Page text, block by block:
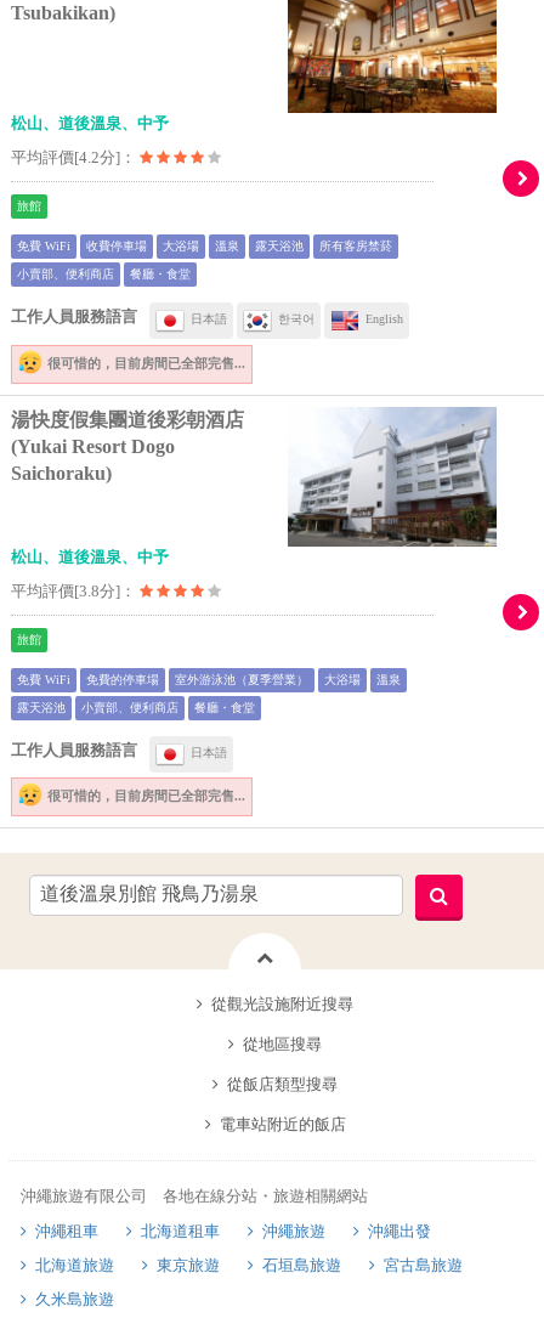
Tsubakikan)
松山、道後溫泉、中予
平均評價[4.2分]：
旅館
免費 WiFi 收費停車場 大浴場 溫泉 露天浴池 所有客房禁菸
小賣部、便利商店 餐廳・食堂
工作人員服務語言 日本語 한국어 English
很可惜的， 目前房間已全部完售...
湯快度假集團道後彩朝酒店
(Yukai Resort Dogo
Saichoraku)
松山、道後溫泉、中予
平均評價[3.8分]：
旅館
免費 WiFi 免費的停車場 室外游泳池（夏季營業） 大浴場 溫泉
露天浴池 小賣部、便利商店 餐廳・食堂
工作人員服務語言 日本語
很可惜的， 目前房間已全部完售...
從觀光設施附近搜尋
從地區搜尋
從飯店類型搜尋
電車站附近的飯店
沖繩旅遊有限公司 各地在線分站・旅遊相關網站
沖繩租車
北海道租車 沖繩旅遊
沖繩出發
北海道旅遊
東京旅遊 石垣島旅遊
宮古島旅遊
久米島旅遊